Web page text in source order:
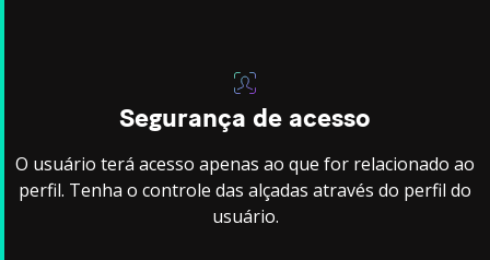
Segurança de acesso
O usuário terá acesso apenas ao que for relacionado ao
perfil. Tenha o controle das alçadas através do perfil do
usuário.